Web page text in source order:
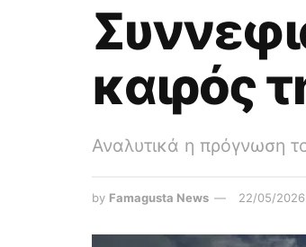
καιρός
Αναλυτικά η πρόγνωση
by Famagusta News 22/05/2026